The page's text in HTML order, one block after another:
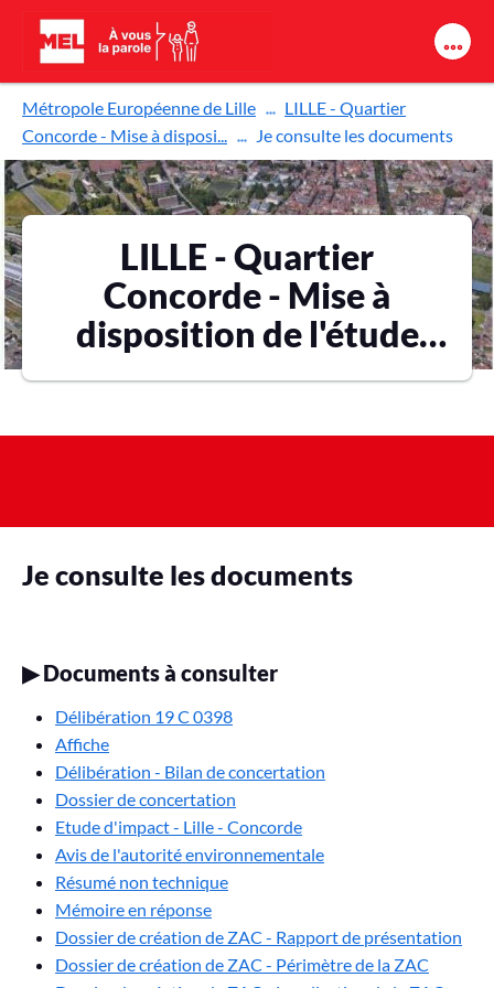
Aller au contenu principal
Métropole Européenne de Lille
LILLE - Quartier
Concorde - Mise à disposi...
Je consulte les documents
LILLE - Quartier
Concorde - Mise à
disposition de l'étude
d'impact
Je consulte les documents
▶Documents à consulter
Délibération 19 C 0398
Affiche
Délibération - Bilan de concertation
Dossier de concertation
Etude d'impact - Lille - Concorde
Avis de l'autorité environnementale
Résumé non technique
Mémoire en réponse
Dossier de création de ZAC - Rapport de présentation
Dossier de création de ZAC - Périmètre de la ZAC